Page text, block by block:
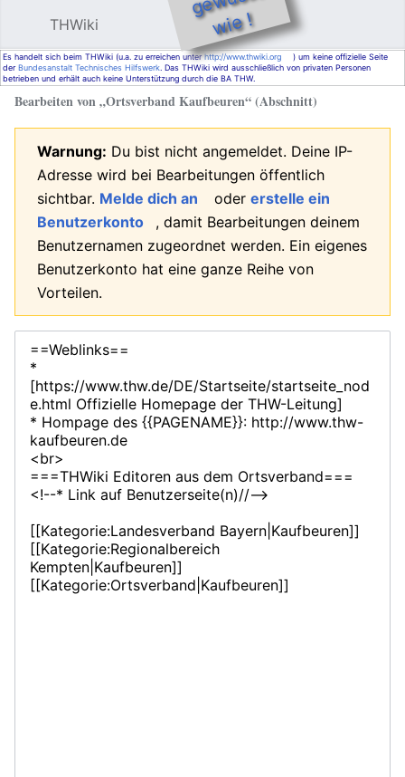
THWiki e !
Es handelt sich beim THWiki (u.a. zu erreichen unterhttp://www.thwiki.org
) um keine offizielle Seite
derBundesanstalt Technisches Hilfswerk. Das THWiki wird ausschließlich von privaten Personen
betrieben und erhält auch keine Unterstützung durch die BA THW.
Bearbeiten von „Ortsverband Kaufbeuren“ (Abschnitt)
Warnung: Du bist nicht angemeldet. Deine IP-
Adresse wird bei Bearbeitungen öffentlich
sichtbar. Melde dich an oder erstelle ein
Benutzerkonto
, damit Bearbeitungen deinem
Benutzernamen zugeordnet werden. Ein eigenes
Benutzerkonto hat eine ganze Reihe von
Vorteilen.